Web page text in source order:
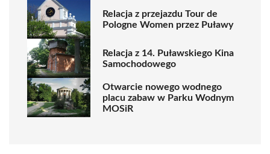
Relacja z przejazdu Tour de
Pologne Women przez Puławy
Relacja z 14. Puławskiego Kina
Samochodowego
Otwarcie nowego wodnego
placu zabaw w Parku Wodnym
MOSiR